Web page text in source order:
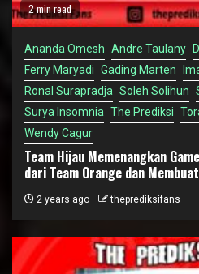
2 min read
Ananda Omesh Andre Taulany
Ferry Maryadi Gading Marten
Ronal Surapradja Soleh Solihun
Surya Insomnia The Prediksi
Wendy Cagur
Team Hijau Memenangkan
dari Team Orange dan
2 years ago theprediksifans